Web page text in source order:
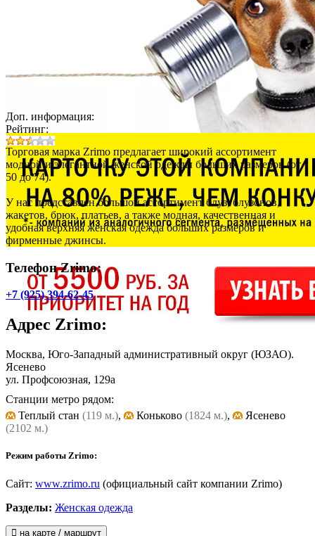
Доп. информация:
Рейтинг:
Торговая марка Zrimo предлагает широкий ассортимент
модной и элегантной женской одежды больших размеров (от
50 до 74).
У нас представлен большой ассортимент блуз, блузонов,
жакетов, брюк, платьев, а также модная, качественная и
удобная верхняя женская одежда больших размеров и
фирменные джинсы.
Телефон Zrimo:
+7 (925) 394-62-45
Адрес Zrimo:
Москва, Юго-Западный административный округ (ЮЗАО).
Ясенево
ул. Профсоюзная, 129а
Станции метро рядом:
Теплый стан (119 м.), Коньково (1824 м.),
Ясенево
(2102 м.)
Режим работы Zrimo:
Сайт: www.zrimo.ru (официальный сайт компании Zrimo)
Разделы: Женская одежда
на карте / маршрут